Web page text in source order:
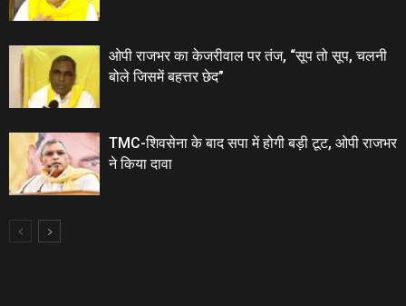
ओपी राजभर का केजरीवाल पर तंज, “सूप तो सूप, चलनी
बोले जिसमें बहत्तर छेद”
TMC-शिवसेना के बाद सपा में होगी बड़ी टूट, ओपी राजभर
ने किया दावा